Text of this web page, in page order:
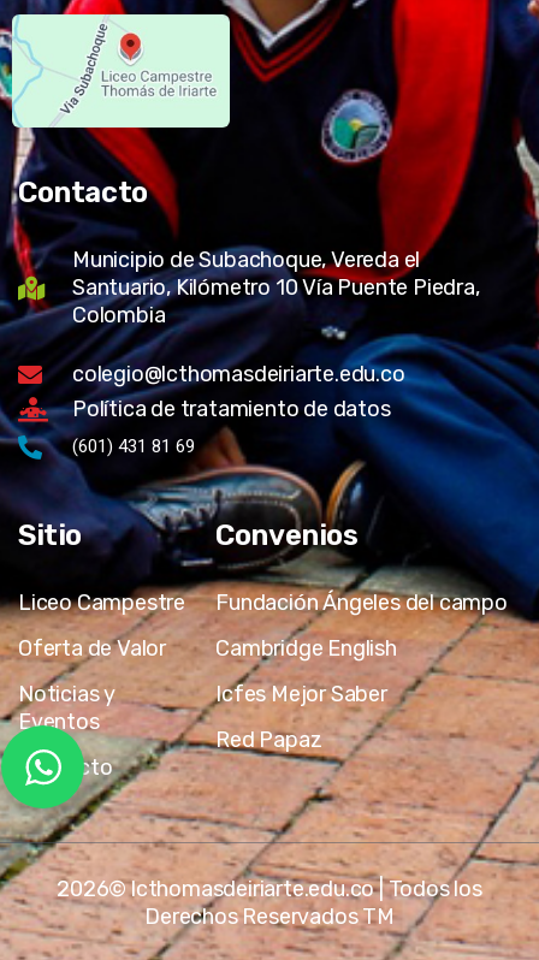
Contacto
Municipio de Subachoque, Vereda el
Santuario, Kilómetro 10 Vía Puente Piedra,
Colombia
colegio@lcthomasdeiriarte.edu.co
Política de tratamiento de datos
(601) 431 81 69
Sitio
Liceo Campestre
Oferta de Valor
Noticias y
Eventos
Contacto
Convenios
Fundación Ángeles del campo
Cambridge English
Icfes Mejor Saber
Red Papaz
2026© lcthomasdeiriarte.edu.co | Todos los
Derechos Reservados TM